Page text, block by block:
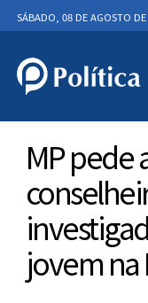
SÁBADO, 08 DE AGOSTO
MP pede
jovem na